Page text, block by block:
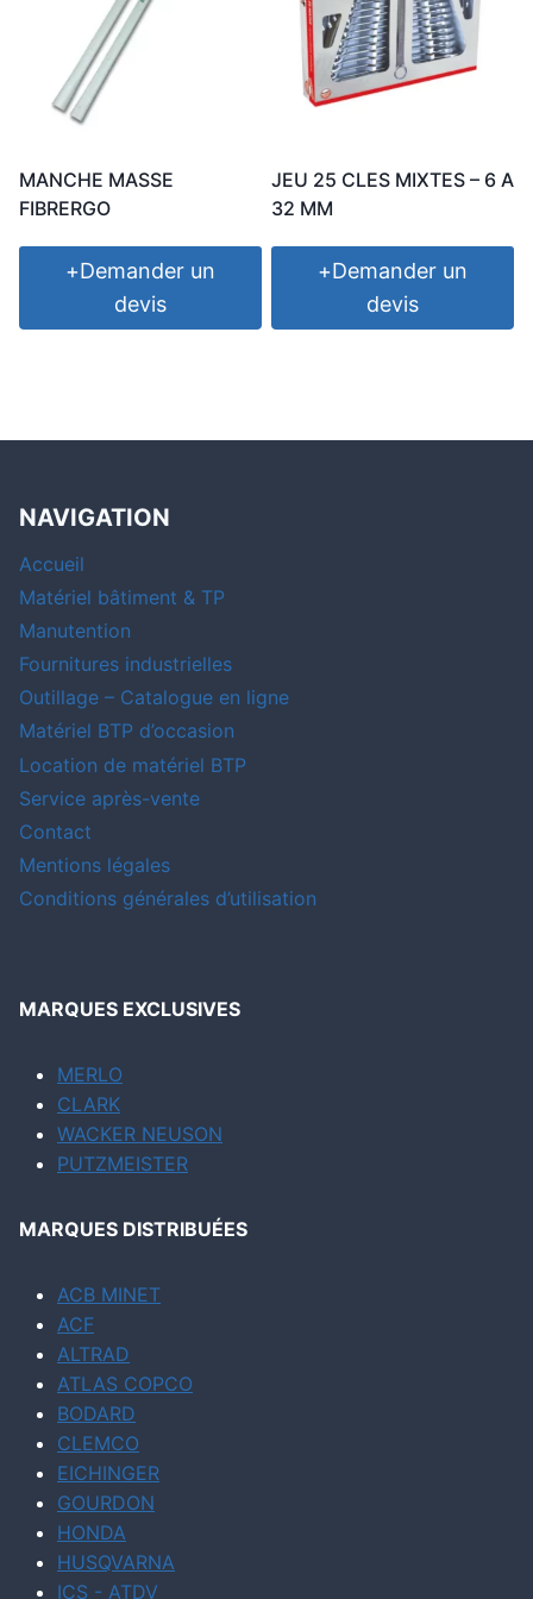
MANCHE MASSE
FIBRERGO
+Demander un
devis
JEU 25 CLES MIXTES – 6 A
32 MM
+Demander un
devis
NAVIGATION
Accueil
Matériel bâtiment & TP
Manutention
Fournitures industrielles
Outillage – Catalogue en ligne
Matériel BTP d’occasion
Location de matériel BTP
Service après-vente
Contact
Mentions légales
Conditions générales d’utilisation
MARQUES EXCLUSIVES
MERLO
CLARK
WACKER NEUSON
PUTZMEISTER
MARQUES DISTRIBUÉES
ACB MINET
ACF
ALTRAD
ATLAS COPCO
BODARD
CLEMCO
EICHINGER
GOURDON
HONDA
HUSQVARNA
ICS - ATDV